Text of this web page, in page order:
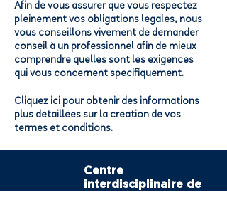
Afin de vous assurer que vous respectez
pleinement vos obligations légales, nous
vous conseillons vivement de demander
conseil à un professionnel afin de mieux
comprendre quelles sont les exigences
qui vous concernent spécifiquement.
Cliquez ici pour obtenir des informations
plus détaillées sur la création de vos
termes et conditions.
Centre
interdisciplinaire de